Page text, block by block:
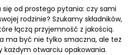
się od prostego pytania: czy sami
rodzinie? Szukamy składników,
łączą przyjemność z jakością.
ma być nie tylko smaczna, ale też
każdym otwarciu opakowania.